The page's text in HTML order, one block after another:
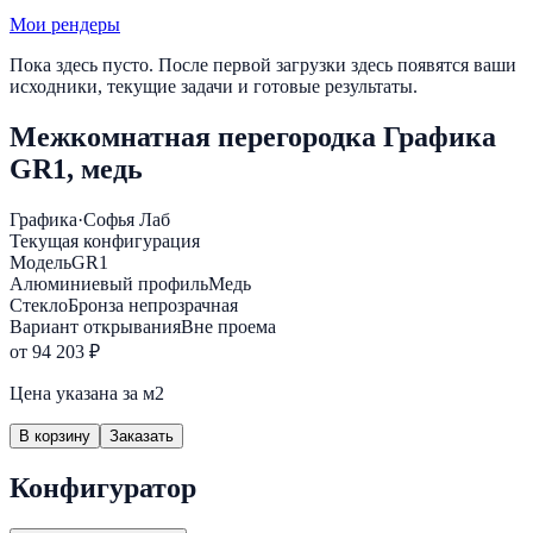
Мои рендеры
Пока здесь пусто. После первой загрузки здесь появятся ваши
исходники, текущие задачи и готовые результаты.
Межкомнатная перегородка Графика
GR1, медь
Графика·Софья Лаб
Текущая конфигурация
МодельGR1
Алюминиевый профильМедь
СтеклоБронза непрозрачная
Вариант открыванияВне проема
от 94 203 ₽
Цена указана за м2
В корзину Заказать
Конфигуратор